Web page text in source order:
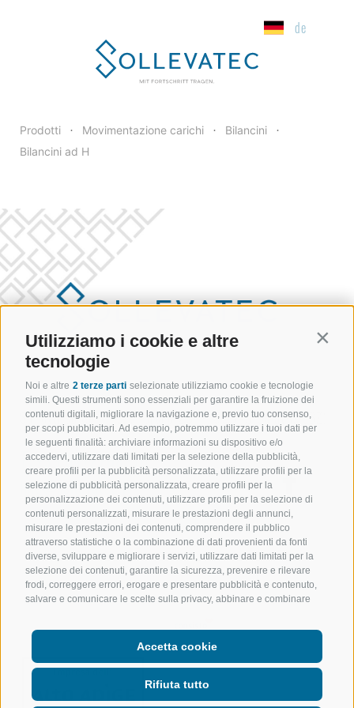
Utilizziamo i cookie e altre
tecnologie
Noi e altre 2 terze parti selezionate utilizziamo cookie e tecnologie
simili. Questi strumenti sono essenziali per garantire la fruizione dei
contenuti digitali, migliorare la navigazione e, previo tuo consenso,
per scopi pubblicitari. Ad esempio, potremmo utilizzare i tuoi dati per
le seguenti finalità: archiviare informazioni su dispositivo e/o
accedervi, utilizzare dati limitati per la selezione della pubblicità,
creare profili per la pubblicità personalizzata, utilizzare profili per la
selezione di pubblicità personalizzata, creare profili per la
personalizzazione dei contenuti, utilizzare profili per la selezione di
contenuti personalizzati, misurare le prestazioni degli annunci,
misurare le prestazioni dei contenuti, comprendere il pubblico
attraverso statistiche o la combinazione di dati provenienti da fonti
diverse, sviluppare e migliorare i servizi, utilizzare dati limitati per la
selezione dei contenuti, garantire la sicurezza, prevenire e rilevare
frodi, correggere errori, erogare e presentare pubblicità e contenuto,
salvare e comunicare le scelte sulla privacy, abbinare e combinare
automaticamente, utilizzare dati di geolocalizzazione precisi,
Puoi liberamente prestare, rifiutare o revocare il tuo consenso senza
incorrere in limitazioni sostanziali. Cliccando su "Accetta cookie,"
acconsenti all'uso di cookie e strumenti simili. Utilizza il pulsante
Accetta cookie
Rifiuta tutto
de
Prodotti • Movimentazione carichi • Bilancini •
Bilancini ad H
Sollevatec Srl • Z.I. Förche 20 • 39040Sciaves(BZ)
T:+39 0472268370
info@sollevatec.it
Credits CGV Mappa del sito
Newsletter
Cookie Policy
Privacy